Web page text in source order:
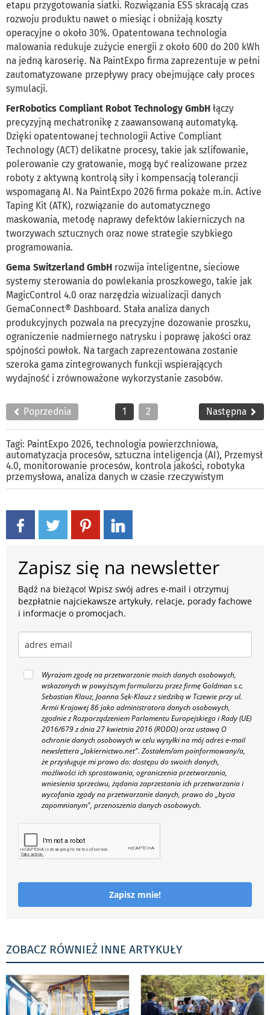
etapu przygotowania siatki. Rozwiązania ESS skracają czas
rozwoju produktu nawet o miesiąc i obniżają koszty
operacyjne o około 30%. Opatentowana technologia
malowania redukuje zużycie energii z około 600 do 200 kWh
na jedną karoserię. Na PaintExpo firma zaprezentuje w pełni
zautomatyzowane przepływy pracy obejmujące cały proces
symulacji.
FerRobotics Compliant Robot Technology GmbH łączy
precyzyjną mechatronikę z zaawansowaną automatyką.
Dzięki opatentowanej technologii Active Compliant
Technology (ACT) delikatne procesy, takie jak szlifowanie,
polerowanie czy gratowanie, mogą być realizowane przez
roboty z aktywną kontrolą siły i kompensacją tolerancji
wspomaganą AI. Na PaintExpo 2026 firma pokaże m.in. Active
Taping Kit (ATK), rozwiązanie do automatycznego
maskowania, metodę naprawy defektów lakierniczych na
tworzywach sztucznych oraz nowe strategie szybkiego
programowania.
Gema Switzerland GmbH rozwija inteligentne, sieciowe
systemy sterowania do powlekania proszkowego, takie jak
MagicControl 4.0 oraz narzędzia wizualizacji danych
GemaConnect® Dashboard. Stała analiza danych
produkcyjnych pozwala na precyzyjne dozowanie proszku,
ograniczenie nadmiernego natrysku i poprawę jakości oraz
spójności powłok. Na targach zaprezentowana zostanie
szeroka gama zintegrowanych funkcji wspierających
wydajność i zrównoważone wykorzystanie zasobów.
Poprzednia 1 2 Następna
Tagi: PaintExpo 2026, technologia powierzchniowa,
automatyzacja procesów, sztuczna inteligencja (AI), Przemysł
4.0, monitorowanie procesów, kontrola jakości, robotyka
przemysłowa, analiza danych w czasie rzeczywistym
Zapisz się na newsletter
Bądź na bieżąco! Wpisz swój adres e-mail i otrzymuj
bezpłatnie najciekawsze artykuły, relacje, porady fachowe
i informacje o promocjach.
Wyrażam zgodę na przetwarzanie moich danych osobowych,
wskazanych w powyższym formularzu przez firmę Goldman s.c.
Sebastian Klauz, Joanna Sęk-Klauz z siedzibą w Tczewie przy ul.
Armii Krajowej 86 jako administratora danych osobowych,
zgodnie z Rozporządzeniem Parlamentu Europejskiego i Rady (UE)
2016/679 z dnia 27 kwietnia 2016 (RODO) oraz ustawą O
ochronie danych osobowych w celu wysyłki na mój adres e-mail
newslettera „lakiernictwo.net". Zostałem/am poinformowany/a,
że przysługuje mi prawo do: dostępu do swoich danych,
możliwości ich sprostowania, ograniczenia przetwarzania,
wniesienia sprzeciwu, żądania zaprzestania ich przetwarzania i
wycofania zgody na przetwarzanie danych, prawo do „bycia
zapomnianym", przenoszenia danych osobowych.
Zapisz mnie!
ZOBACZ RÓWNIEŻ INNE ARTYKUŁY